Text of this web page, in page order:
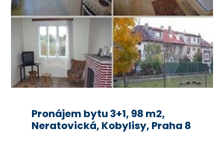
Pronájem bytu 3+1, 98 m2,
Neratovická, Kobylisy, Praha 8